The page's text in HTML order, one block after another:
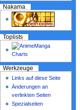
Nakama
Toplists
Werkzeuge
Links auf diese Seite
Änderungen an
verlinkten Seiten
Spezialseiten